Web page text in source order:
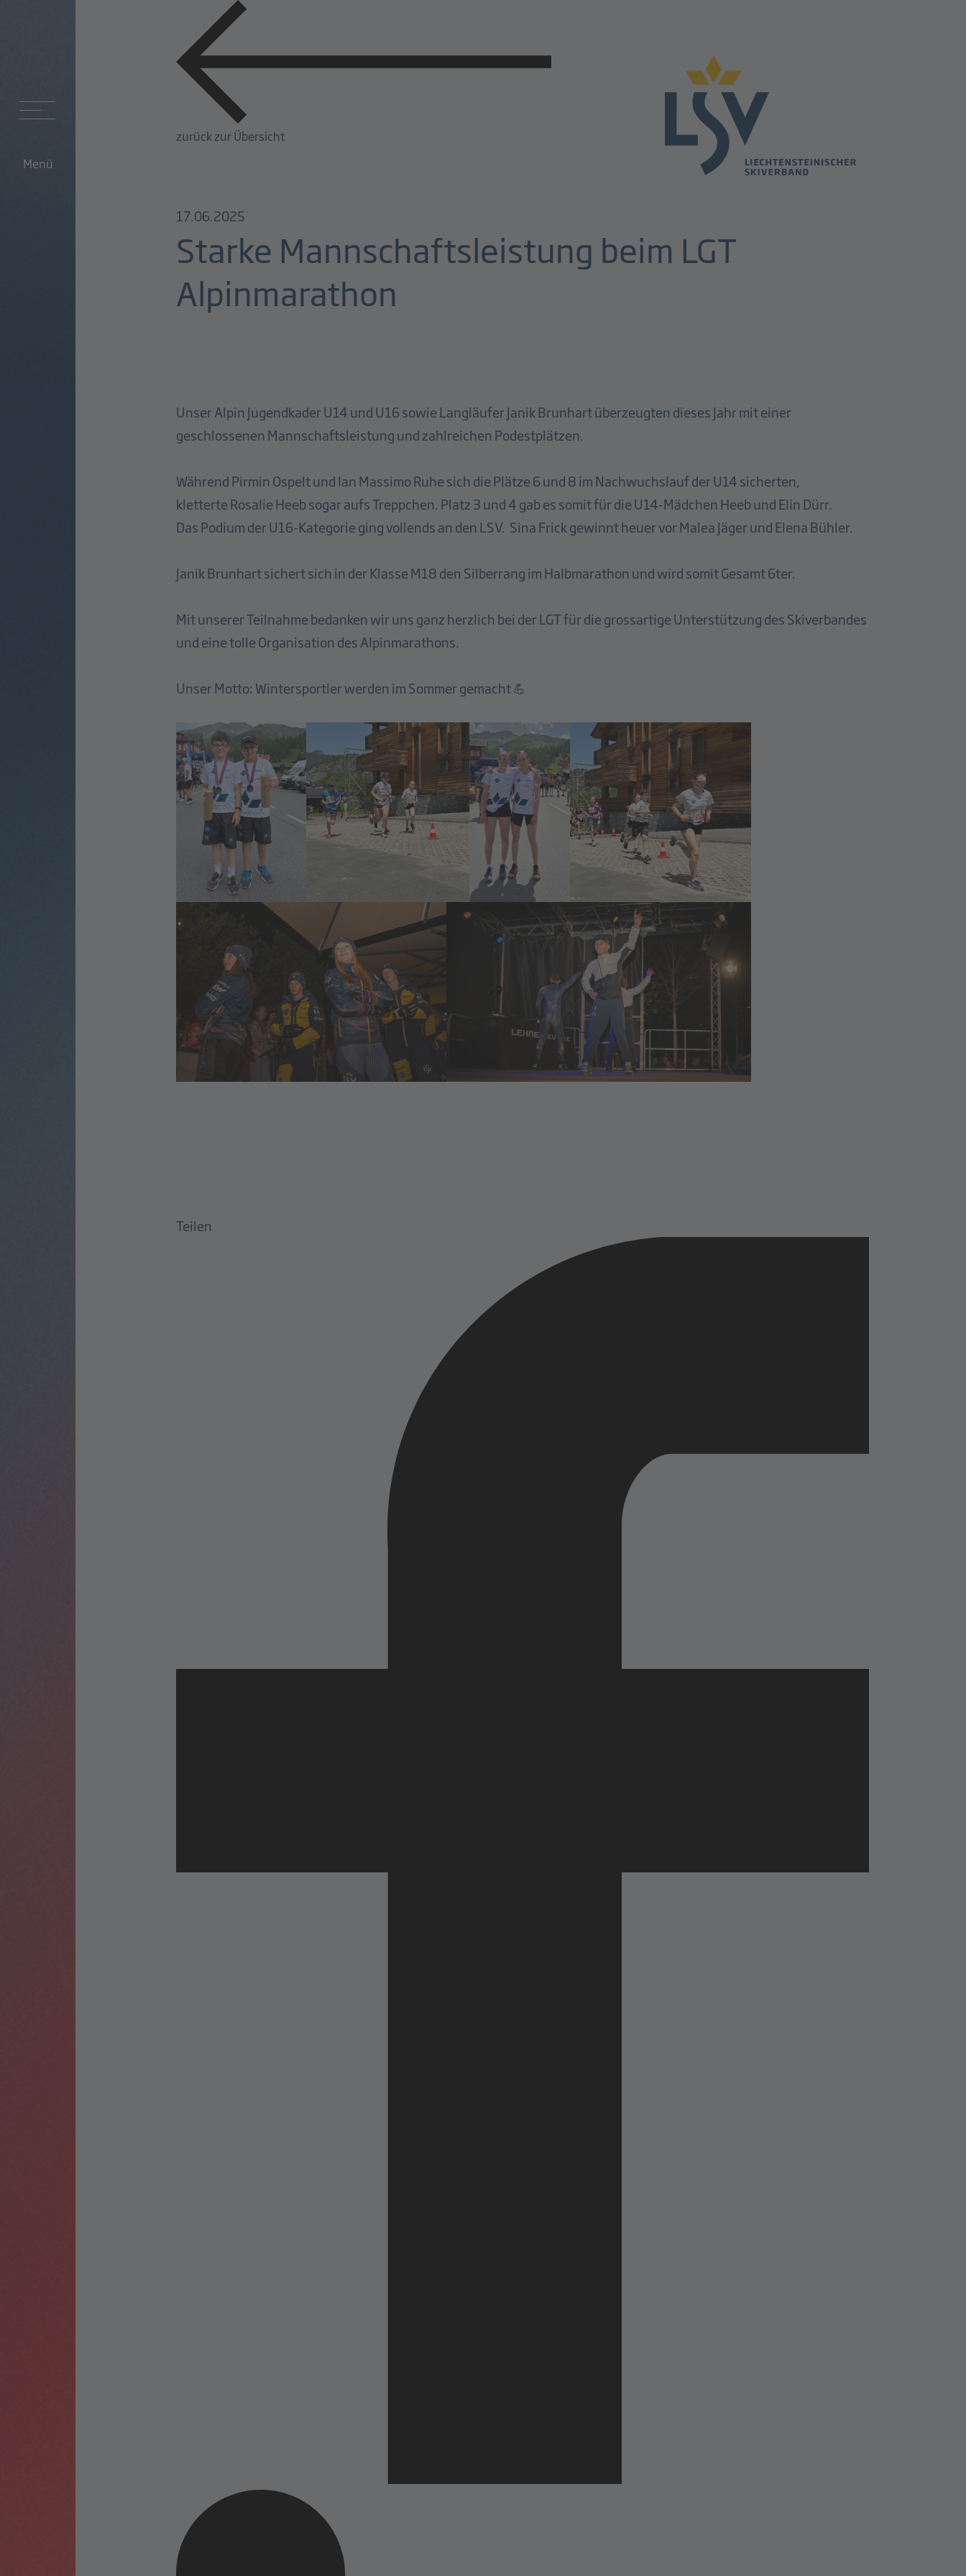
Menü
zurück zur Übersicht
17.06.2025
Starke Mannschaftsleistung beim LGT
Alpinmarathon
Unser Alpin Jugendkader U14 und U16 sowie Langläufer Janik Brunhart überzeugten dieses Jahr mit einer
geschlossenen Mannschaftsleistung und zahlreichen Podestplätzen.
Während Pirmin Ospelt und Ian Massimo Ruhe sich die Plätze 6 und 8 im Nachwuchslauf der U14 sicherten,
kletterte Rosalie Heeb sogar aufs Treppchen. Platz 3 und 4 gab es somit für die U14-Mädchen Heeb und Elin Dürr.
Das Podium der U16-Kategorie ging vollends an den LSV. Sina Frick gewinnt heuer vor Malea Jäger und Elena Bühler.
Janik Brunhart sichert sich in der Klasse M18 den Silberrang im Halbmarathon und wird somit Gesamt 6ter.
Mit unserer Teilnahme bedanken wir uns ganz herzlich bei der LGT für die grossartige Unterstützung des Skiverbandes
und eine tolle Organisation des Alpinmarathons.
Unser Motto: Wintersportler werden im Sommer gemacht 💪
Teilen